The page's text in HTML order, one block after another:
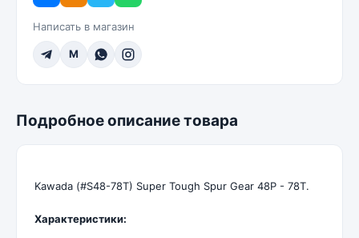
Написать в магазин
M
Подробное описание товара
Kawada (#S48-78T) Super Tough Spur Gear 48P - 78T.
Характеристики: